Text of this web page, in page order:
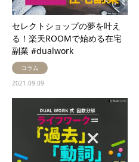
セレクトショップの夢を叶え
る！楽天ROOMで始める在宅
副業 #dualwork
コラム
2021.09.09